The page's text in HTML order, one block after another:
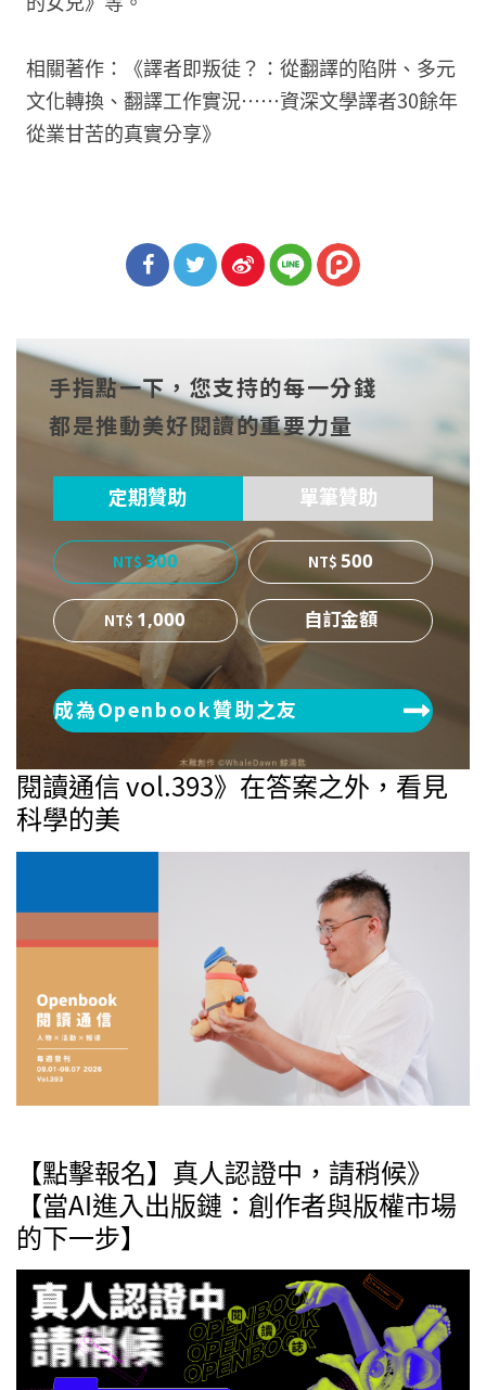
相關著作：《譯者即叛徒？：從翻譯的陷阱、多元
文化轉換、翻譯工作實況……資深文學譯者30餘年
從業甘苦的真實分享》
cebo
ok
witt
er
博
手指點一下，您支持的每一分錢
都是推動美好閱讀的重要力量
定期贊助 單筆贊助
300
500
1,000
成為Openbook贊助之友
閱讀通信 vol.393》在答案之外，看見
科學的美
【點擊報名】真人認證中，請稍候》
【當AI進入出版鏈：創作者與版權市場
的下一步】